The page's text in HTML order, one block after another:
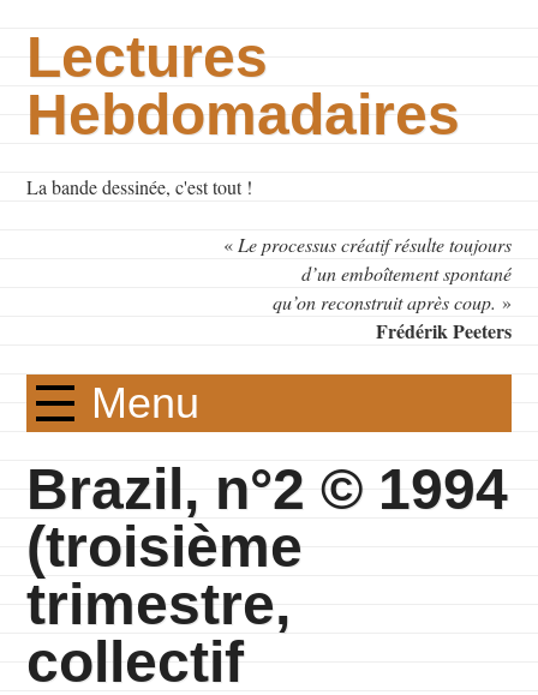
Lectures
Hebdomadaires
La bande dessinée, c'est tout !
« Le processus créatif résulte toujours
d’un emboîtement spontané
qu’on reconstruit après coup. »
Frédérik Peeters
Menu
Brazil, n°2 © 1994
(troisième
trimestre,
collectif